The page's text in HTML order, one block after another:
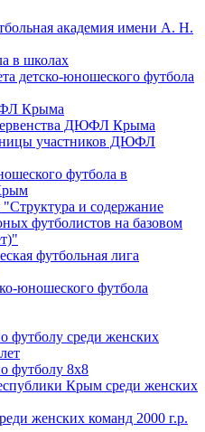
академия имени А. Н.
в школах
детско-юношеского футбола
Крыма
ДЮФЛ Крыма
участников ДЮФЛ
футбола в
и содержание
футболистов на базовом
футбольная лига
юношеского футбола
футболу среди женских
футболу 8х8
Крым среди женских
женских команд 2000 г.р.